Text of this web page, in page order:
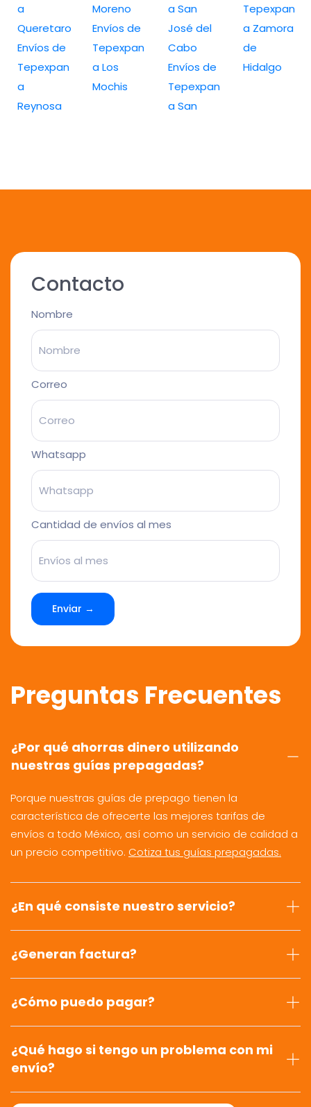
a
Queretaro
Envíos de
Tepexpan
a
Reynosa
Moreno
Envíos de
Tepexpan
a Los
Mochis
a San
José del
Cabo
Envíos de
Tepexpan
a San
Tepexpan
a Zamora
de
Hidalgo
Contacto
Nombre
Correo
Whatsapp
Cantidad de envíos al mes
Enviar →
Preguntas Frecuentes
¿Por qué ahorras dinero utilizando
nuestras guías prepagadas?
Porque nuestras guías de prepago tienen la
característica de ofrecerte las mejores tarifas de
envíos a todo México, así como un servicio de calidad a
un precio competitivo. Cotiza tus guías prepagadas.
¿En qué consiste nuestro servicio?
¿Generan factura?
¿Cómo puedo pagar?
¿Qué hago si tengo un problema con mi
envío?